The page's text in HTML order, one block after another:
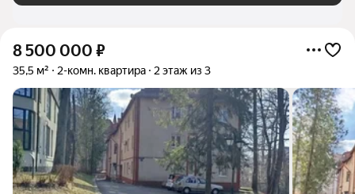
8 500 000 ₽
35,5 м² 2-комн. квартира 2 этаж из 3